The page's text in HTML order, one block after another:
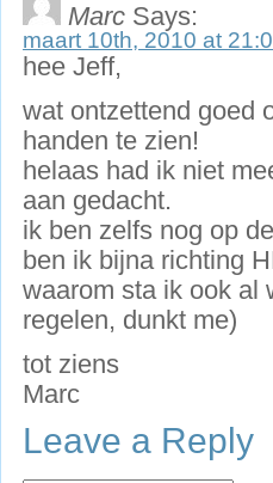
Marc Says:
maart 10th, 2010 at
hee Jeff,
wat ontzettend goed
handen te zien!
helaas had ik niet
aan gedacht.
ik ben zelfs nog op
ben ik bijna richting
waarom sta ik ook al
regelen, dunkt me)
tot ziens
Marc
Leave a Reply